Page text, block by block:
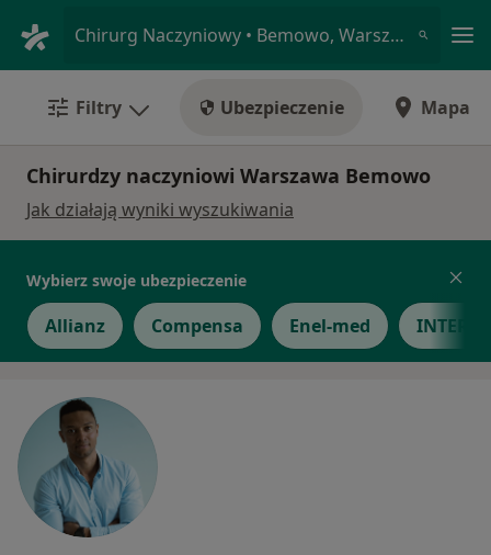
Chirurg Naczyniowy • Bemowo, Warszawa, mazowieckie
Filtry Ubezpieczenie Mapa
Chirurdzy naczyniowi Warszawa Bemowo
Jak działają wyniki wyszukiwania
Wybierz swoje ubezpieczenie
Allianz Compensa Enel-med INTER